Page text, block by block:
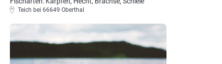
Teich bei 66649 Oberthal